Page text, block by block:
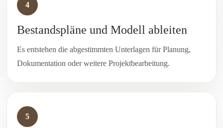
4
Bestandspläne und Modell ableiten
Es entstehen die abgestimmten Unterlagen für Planung,
Dokumentation oder weitere Projektbearbeitung.
5